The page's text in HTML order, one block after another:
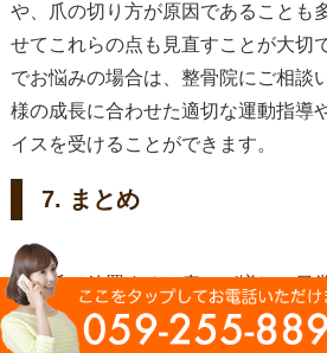
や、爪の切り方が原因であることも
せてこれらの点も見直すことが大切
でお悩みの場合は、整骨院にご相談
様の成長に合わせた適切な運動指導
イスを受けることができます。
7. まとめ
巻き爪は放置すると痛みが増し、日
及ぼすことがあります。しかし、足